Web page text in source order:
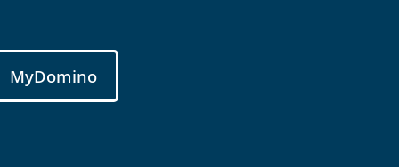
MyDomino